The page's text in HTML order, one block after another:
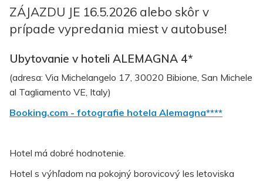
ZÁJAZDU JE 16.5.2026 alebo skôr v
prípade vypredania miest v autobuse!
Ubytovanie v hoteli ALEMAGNA 4*
(adresa: Via Michelangelo 17, 30020 Bibione, San Michele
al Tagliamento VE, Italy)
Booking.com - fotografie hotela Alemagna****
Hotel má dobré hodnotenie.
Hotel s výhľadom na pokojný borovicový les letoviska